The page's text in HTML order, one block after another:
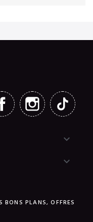
FACEBOOK INSTAGRAM


BONS PLANS, OFFRES